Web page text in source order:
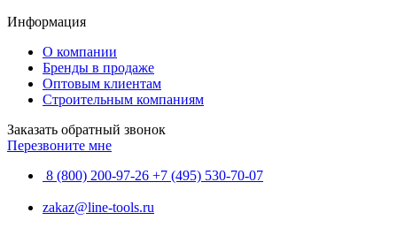
Информация
О компании
Бренды в продаже
Оптовым клиентам
Строительным компаниям
Заказать обратный звонок
Перезвоните мне
8 (800) 200-97-26 +7 (495) 530-70-07
zakaz@line-tools.ru